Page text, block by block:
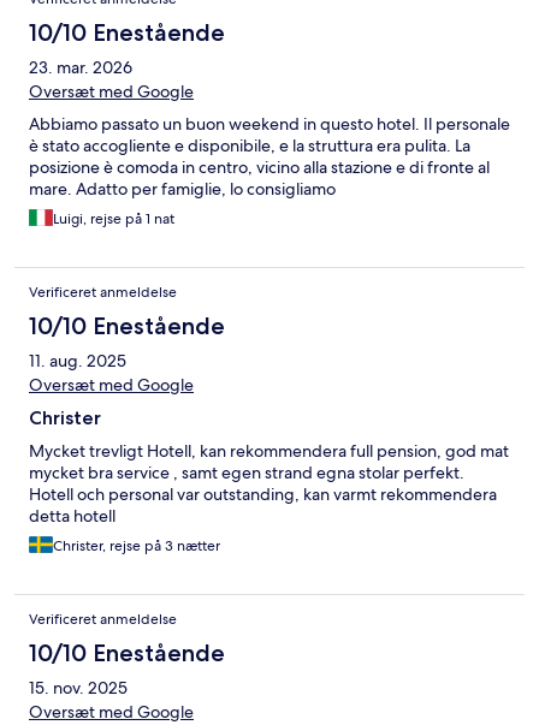
10/10 Enestående
23. mar. 2026
Oversæt med Google
Abbiamo passato un buon weekend in questo hotel. Il personale
è stato accogliente e disponibile, e la struttura era pulita. La
posizione è comoda in centro, vicino alla stazione e di fronte al
mare. Adatto per famiglie, lo consigliamo
Luigi, rejse på 1 nat
Verificeret anmeldelse
10/10 Enestående
11. aug. 2025
Oversæt med Google
Christer
Mycket trevligt Hotell, kan rekommendera full pension, god mat
mycket bra service , samt egen strand egna stolar perfekt.
Hotell och personal var outstanding, kan varmt rekommendera
detta hotell
Christer, rejse på 3 nætter
Verificeret anmeldelse
10/10 Enestående
15. nov. 2025
Oversæt med Google